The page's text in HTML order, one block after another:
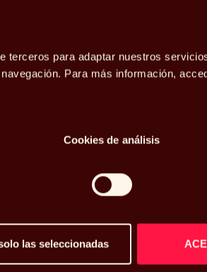
terceros para adaptar nuestros
Para más información,
Cookies de análisis
las seleccionadas